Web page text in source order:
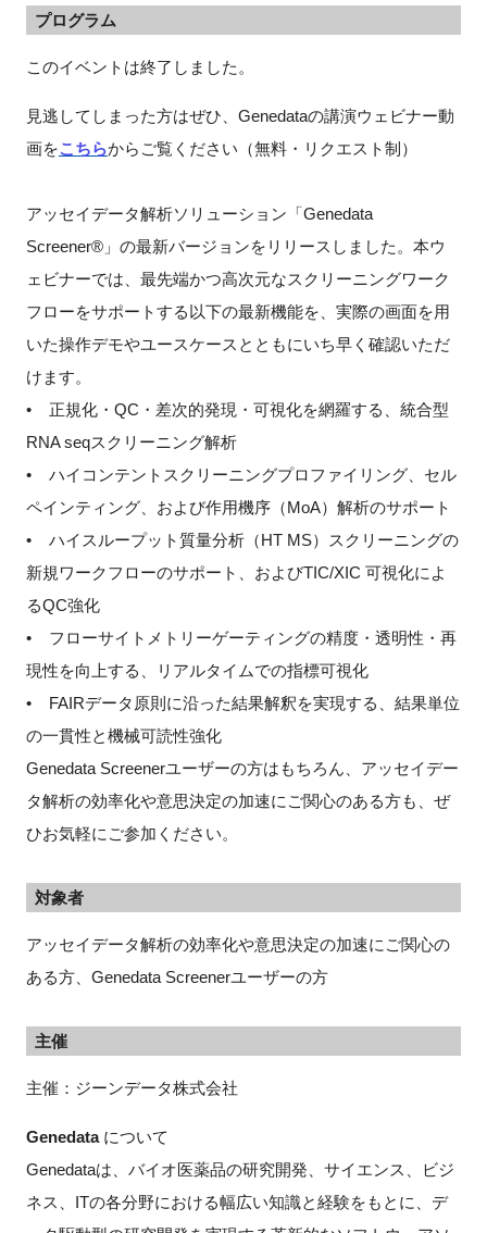
閉じる
プログラム
このイベントは終了しました。
見逃してしまった方はぜひ、Genedataの講演ウェビナー動
画をこちらからご覧ください（無料・リクエスト制）
アッセイデータ解析ソリューション「Genedata
Screener®」の最新バージョンをリリースしました。本ウ
ェビナーでは、最先端かつ高次元なスクリーニングワーク
フローをサポートする以下の最新機能を、実際の画面を用
いた操作デモやユースケースとともにいち早く確認いただ
けます。
• 正規化・QC・差次的発現・可視化を網羅する、統合型
RNA seqスクリーニング解析
• ハイコンテントスクリーニングプロファイリング、セル
ペインティング、および作用機序（MoA）解析のサポート
• ハイスループット質量分析（HT MS）スクリーニングの
新規ワークフローのサポート、およびTIC/XIC 可視化によ
るQC強化
• フローサイトメトリーゲーティングの精度・透明性・再
現性を向上する、リアルタイムでの指標可視化
• FAIRデータ原則に沿った結果解釈を実現する、結果単位
の一貫性と機械可読性強化
Genedata Screenerユーザーの方はもちろん、アッセイデー
タ解析の効率化や意思決定の加速にご関心のある方も、ぜ
ひお気軽にご参加ください。
対象者
アッセイデータ解析の効率化や意思決定の加速にご関心の
ある方、Genedata Screenerユーザーの方
主催
主催：ジーンデータ株式会社
Genedataについて
Genedataは、バイオ医薬品の研究開発、サイエンス、ビジ
ネス、ITの各分野における幅広い知識と経験をもとに、デ